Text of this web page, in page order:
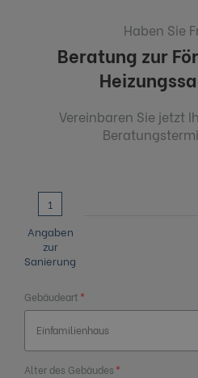
Haben Sie
Beratung zur
Vereinbaren Sie jetzt
1
Angaben
zur
Sanierung
Gebäudeart
Alter des Gebäudes